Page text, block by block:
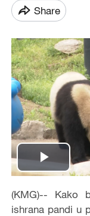
Share
Play
Video
(KMG)-- Kako
ishrana pandi u